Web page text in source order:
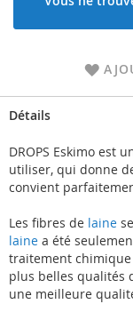
Détails
DROPS Eskimo est
utiliser, qui donne
convient
Les fibres de laine
laine a été
traitement
plus belles qualités
une meilleure